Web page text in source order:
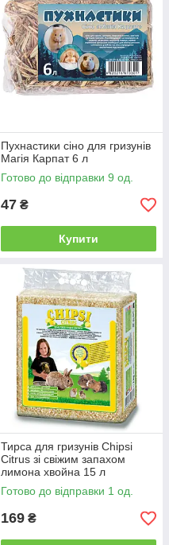
Пухнастики сіно для гризунів
Магія Карпат 6 л
Готово до відправки 9 од.
47 ₴
Купити
Тирса для гризунів Chipsi
Citrus зі свіжим запахом
лимона хвойна 15 л
Готово до відправки 1 од.
169 ₴